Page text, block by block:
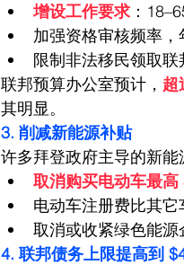
增设工作要求 ：
加强资格审核频率
限制非法移民领取联
联邦预算办公室预计， 超
其明显。
3. 削减新能源补贴
许多拜登政府主导的新能
取消购买电动车最
电动车注册费比其它
取消或收紧绿色能
4. 联邦债务上限提高到